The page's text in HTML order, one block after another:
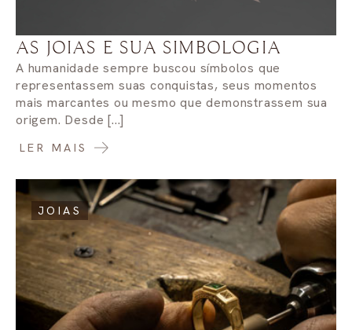
AS JOIAS E SUA SIMBOLOGIA
A humanidade sempre buscou símbolos que
representassem suas conquistas, seus momentos
mais marcantes ou mesmo que demonstrassem sua
origem. Desde [...]
LER MAIS
JOIAS